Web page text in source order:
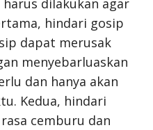
hindari gosip
dapat merusak
menyebarluaskan
dan hanya akan
Kedua, hindari
cemburu dan